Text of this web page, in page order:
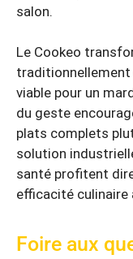
salon.
Le Cookeo
traditionnellement
viable pour un
du geste
plats complets
solution
santé profitent
efficacité culinaire
Foire aux